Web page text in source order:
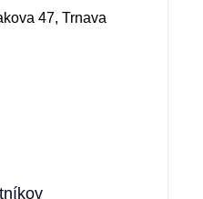
47, Trnava